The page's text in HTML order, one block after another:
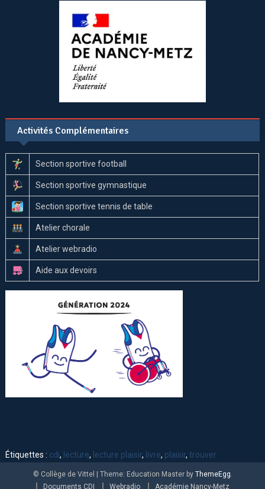
Activités Complémentaires
Section sportive football
Section sportive gymnastique
Section sportive tennis de table
Atelier chorale
Atelier webradio
Aide aux devoirs
Étiquettes : cdi, lecture, lecture plaisir, livre, plaisir,trouver
© Collège de Vittel | Theme: Education Master by ThemeEgg
Documents CDI
Webradio Académie Nancy-Metz